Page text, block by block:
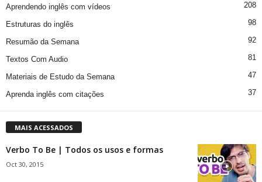
Aprendendo inglês com vídeos 208
Estruturas do inglês 98
Resumão da Semana 92
Textos Com Audio 81
Materiais de Estudo da Semana 47
Aprenda inglês com citações 37
MAIS ACESSADOS
Verbo To Be | Todos os usos e formas
Oct 30, 2015